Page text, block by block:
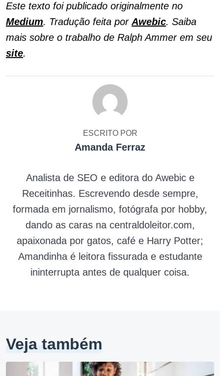
Este texto foi publicado originalmente no
Medium. Tradução feita por Awebic. Saiba
mais sobre o trabalho de Ralph Ammer em seu
site.
ESCRITO POR
Amanda Ferraz
Analista de SEO e editora do Awebic e
Receitinhas. Escrevendo desde sempre,
formada em jornalismo, fotógrafa por hobby,
dando as caras na centraldoleitor.com,
apaixonada por gatos, café e Harry Potter;
Amandinha é leitora fissurada e estudante
ininterrupta antes de qualquer coisa.
Veja também